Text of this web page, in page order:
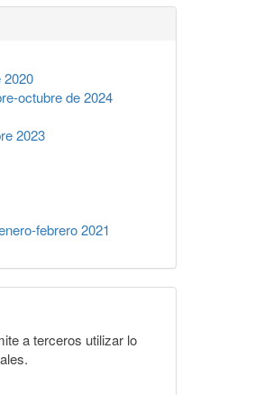
2020
octubre de 2024
2023
febrero 2021
a terceros utilizar lo